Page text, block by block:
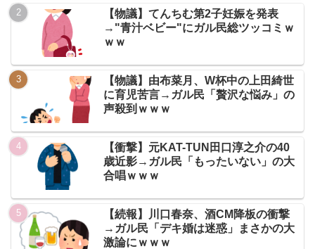
【物議】てんちむ第2子妊娠を発表
→"青汁ベビー"にガル民総ツッコミｗ
ｗｗ
【物議】由布菜月、W杯中の上田綺世
に育児苦言→ガル民「贅沢な悩み」の
声殺到ｗｗｗ
【衝撃】元KAT-TUN田口淳之介の40
歳近影→ガル民「もったいない」の大
合唱ｗｗｗ
【続報】川口春奈、酒CM降板の衝撃
→ガル民「デキ婚は迷惑」まさかの大
激論にｗｗｗ